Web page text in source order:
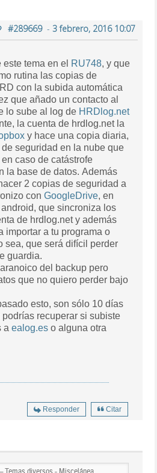
#289669- 3 febrero, 2016 10:07
tema en el RU748, y que
rutina las copias de
con la subida automática
que añado un contacto al
lo sube al log de HRDlog.net
la cuenta de hrdlog.net la
y hace una copia diaria,
seguridad en la nube que
caso de catástrofe
la base de datos. Además
2 copias de seguridad a
conGoogleDrive, en
android, que sincroniza los
de hrdlog.net y además
importar a tu programa o
sea, que será difícil perder
guardia.
del backup pero
que no quiero perder bajo
esto, son sólo 10 días
recuperar si subiste
aealog.es o alguna otra
Responder Citar